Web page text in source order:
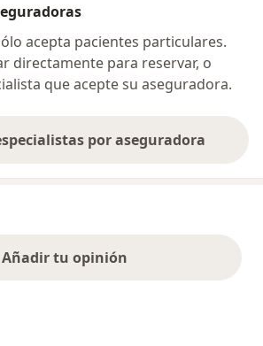
acepta pacientes particulares.
directamente para reservar, o
que acepte su aseguradora.
por aseguradora
Añadir tu opinión